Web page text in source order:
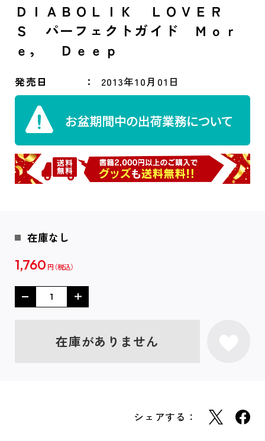
ＤＩＡＢＯＬＩＫ ＬＯＶＥＲ
Ｓ パーフェクトガイド Ｍｏｒ
ｅ， Ｄｅｅｐ
発売日 2013年10月01日
在庫なし
1,760 円
在庫がありません
シェアする：